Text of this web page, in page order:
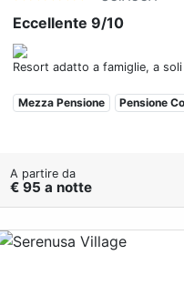
Eccellente 9/10
Resort adatto a famiglie, a
Mezza Pensione Pensione
A partire da
€ 95 a notte